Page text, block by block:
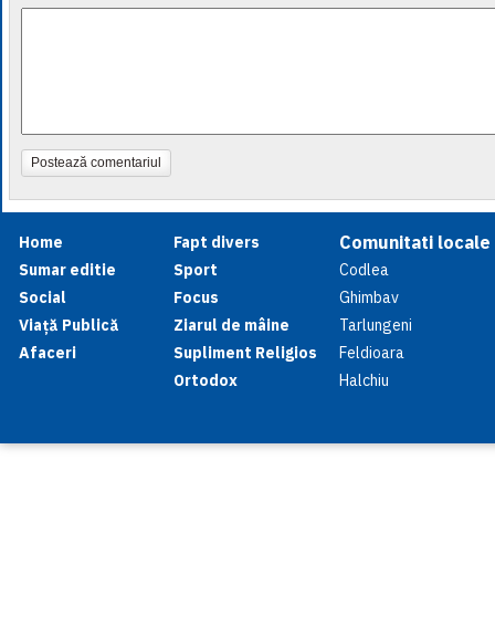
Postează comentariul
Home
Sumar editie
Social
Viață Publică
Afaceri
Fapt divers
Sport
Focus
Ziarul de mâine
Supliment Religios
Ortodox
Comunitati locale
Codlea
Ghimbav
Tarlungeni
Feldioara
Halchiu